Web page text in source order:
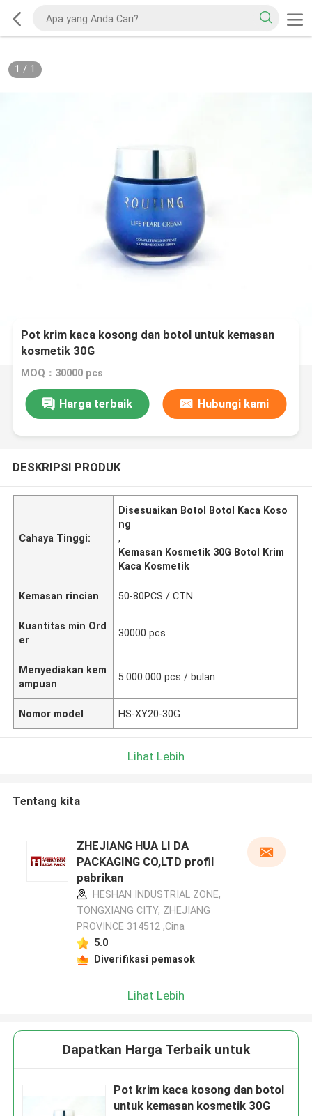
1 / 1
Pot krim kaca kosong dan botol untuk kemasan
kosmetik 30G
MOQ：30000 pcs
Harga terbaik Hubungi kami
DESKRIPSI PRODUK
Cahaya Tinggi:
Disesuaikan Botol Botol Kaca Koso
ng
,
Kemasan Kosmetik 30G Botol Krim
Kaca Kosmetik
Kemasan rincian 50-80PCS / CTN
Kuantitas min Ord
er
30000 pcs
Menyediakan kem
ampuan
5.000.000 pcs / bulan
Nomor model HS-XY20-30G
Lihat Lebih
Tentang kita
ZHEJIANG HUA LI DA
PACKAGING CO,LTD profil
pabrikan
HESHAN INDUSTRIAL ZONE,
TONGXIANG CITY, ZHEJIANG
PROVINCE 314512 ,Cina
5.0
Diverifikasi pemasok
Lihat Lebih
Dapatkan Harga Terbaik untuk
Pot krim kaca kosong dan botol
untuk kemasan kosmetik 30G